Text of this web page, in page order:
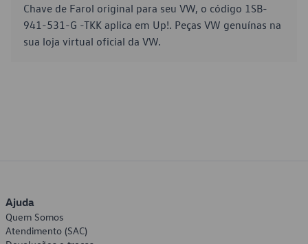
Chave de Farol original para seu VW, o código 1SB-
941-531-G -TKK aplica em Up!. Peças VW genuínas na
sua loja virtual oficial da VW.
Ajuda
Quem Somos
Atendimento (SAC)